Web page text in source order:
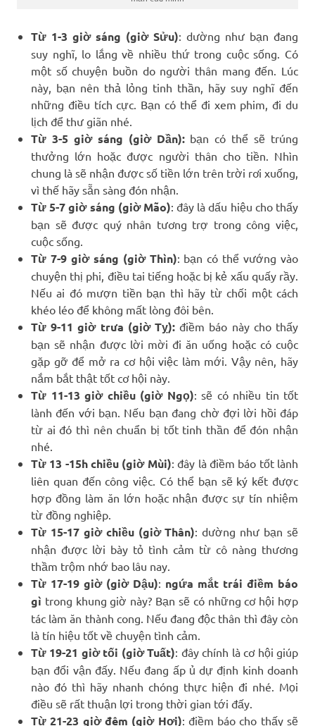
Từ 1-3 giờ sáng (giờ Sửu): dường như bạn đang
suy nghĩ, lo lắng về nhiều thứ trong cuộc sống. Có
một số chuyện buồn do người thân mang đến. Lúc
này, bạn nên thả lỏng tinh thần, hãy suy nghĩ đến
những điều tích cực. Bạn có thể đi xem phim, đi du
lịch để thư giãn nhé.
Từ 3-5 giờ sáng (giờ Dần):bạn có thể sẽ trúng
thưởng lớn hoặc được người thân cho tiền. Nhìn
chung là sẽ nhận được số tiền lớn trên trời rơi xuống,
vì thế hãy sẵn sàng đón nhận.
Từ 5-7 giờ sáng (giờ Mão): đây là dấu hiệu cho thấy
bạn sẽ được quý nhân tương trợ trong công việc,
cuộc sống.
Từ 7-9 giờ sáng (giờ Thìn): bạn có thể vướng vào
chuyện thị phi, điều tai tiếng hoặc bị kẻ xấu quấy rầy.
Nếu ai đó mượn tiền bạn thì hãy từ chối một cách
khéo léo để không mất lòng đôi bên.
Từ 9-11 giờ trưa (giờ Tỵ): điềm báo này cho thấy
bạn sẽ nhận được lời mời đi ăn uống hoặc có cuộc
gặp gỡ để mở ra cơ hội việc làm mới. Vậy nên, hãy
nắm bắt thật tốt cơ hội này.
Từ 11-13 giờ chiều (giờ Ngọ): sẽ có nhiều tin tốt
lành đến với bạn. Nếu bạn đang chờ đợi lời hồi đáp
từ ai đó thì nên chuẩn bị tốt tinh thần để đón nhận
nhé.
Từ 13 -15h chiều (giờ Mùi): đây là điềm báo tốt lành
liên quan đến công việc. Có thể bạn sẽ ký kết được
hợp đồng làm ăn lớn hoặc nhận được sự tín nhiệm
từ đồng nghiệp.
Từ 15-17 giờ chiều (giờ Thân): dường như bạn sẽ
nhận được lời bày tỏ tình cảm từ cô nàng thương
thầm trộm nhớ bao lâu nay.
Từ 17-19 giờ (giờ Dậu): ngứa mắt trái điềm báo
gì trong khung giờ này? Bạn sẽ có những cơ hội hợp
tác làm ăn thành cong. Nếu đang độc thân thì đây còn
là tín hiệu tốt về chuyện tình cảm.
Từ 19-21 giờ tối (giờ Tuất): đây chính là cơ hội giúp
bạn đổi vận đấy. Nếu đang ấp ủ dự định kinh doanh
nào đó thì hãy nhanh chóng thực hiện đi nhé. Mọi
điều sẽ rất thuận lợi trong thời gian tới đấy.
Từ 21-23 giờ đêm (giờ Hợi): điềm báo cho thấy sẽ